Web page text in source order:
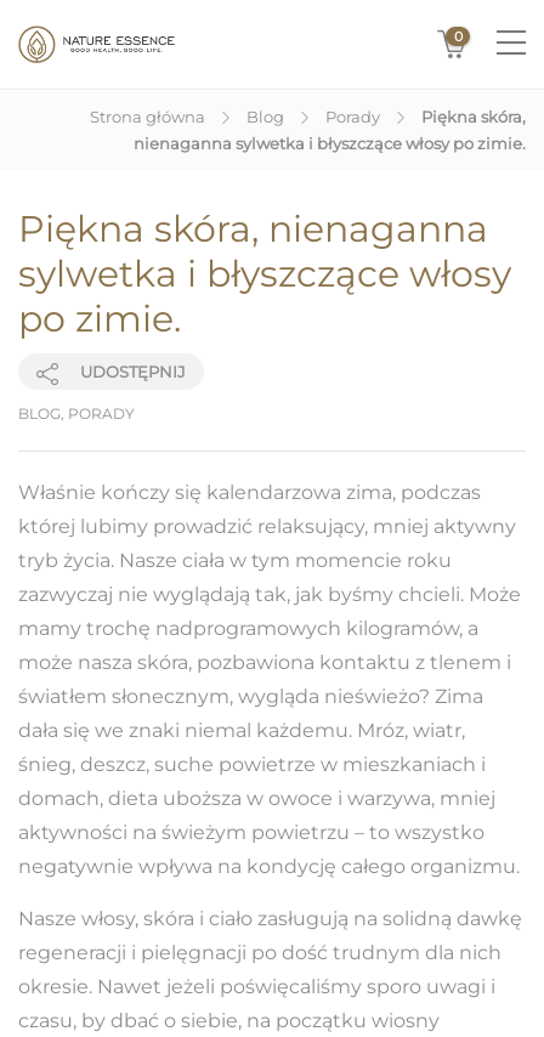
0
Strona główna Blog Porady
Piękna skóra,
nienaganna sylwetka i błyszczące włosy po zimie.
Piękna skóra, nienaganna
sylwetka i błyszczące włosy
po zimie.
UDOSTĘPNIJ
BLOG, PORADY
Właśnie kończy się kalendarzowa zima, podczas
której lubimy prowadzić relaksujący, mniej aktywny
tryb życia. Nasze ciała w tym momencie roku
zazwyczaj nie wyglądają tak, jak byśmy chcieli. Może
mamy trochę nadprogramowych kilogramów, a
może nasza skóra, pozbawiona kontaktu z tlenem i
światłem słonecznym, wygląda nieświeżo? Zima
dała się we znaki niemal każdemu. Mróz, wiatr,
śnieg, deszcz, suche powietrze w mieszkaniach i
domach, dieta uboższa w owoce i warzywa, mniej
aktywności na świeżym powietrzu – to wszystko
negatywnie wpływa na kondycję całego organizmu.
Nasze włosy, skóra i ciało zasługują na solidną dawkę
regeneracji i pielęgnacji po dość trudnym dla nich
okresie. Nawet jeżeli poświęcaliśmy sporo uwagi i
czasu, by dbać o siebie, na początku wiosny